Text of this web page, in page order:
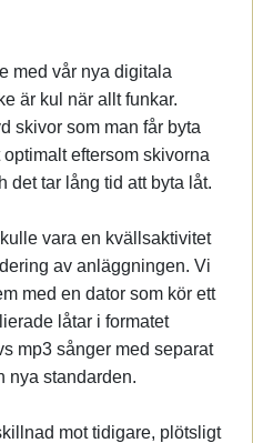
med vår nya digitala
är kul när allt funkar.
skivor som man får byta
eftersom skivorna
det tar lång tid att byta låt.
vara en kvällsaktivitet
av anläggningen. Vi
med en dator som kör ett
låtar i formatet
mp3 sånger med separat
nya standarden.
mot tidigare, plötsligt